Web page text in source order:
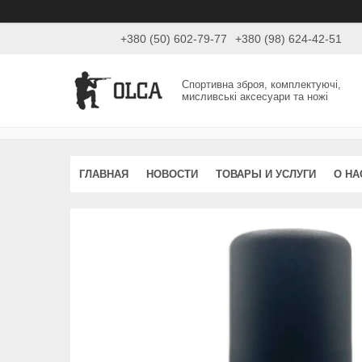
+380 (50) 602-79-77 +380 (98) 624-42-51
Спортивна зброя, комплектуючі,
мисливські аксесуари та ножі
ГЛАВНАЯ НОВОСТИ ТОВАРЫ И УСЛУГИ О